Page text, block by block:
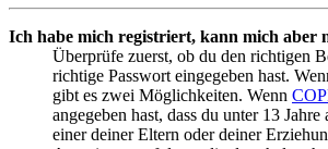
Ich habe mich registriert, kann mich aber
Überprüfe zuerst, ob du den richtigen
richtige Passwort eingegeben hast.
gibt es zwei Möglichkeiten. Wenn
angegeben hast, dass du unter 13
einer deiner Eltern oder deiner